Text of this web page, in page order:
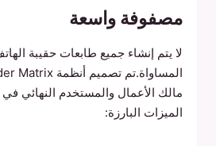
مصفوفة واسعة
لا يتم إنشاء جميع طابعات حقيبة
مالك الأعمال والمستخدم النهائي في
الميزات البارزة: